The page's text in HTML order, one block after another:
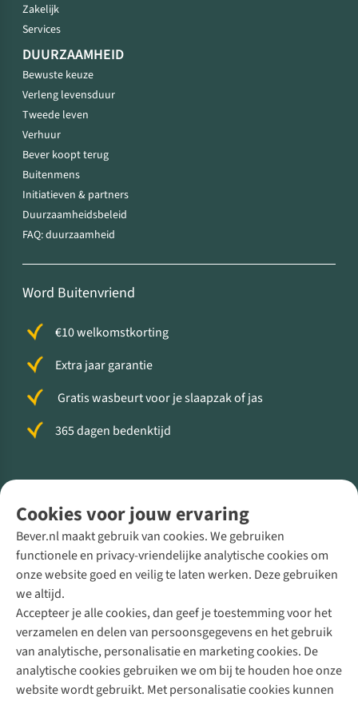
Cookies voor jouw ervaring
Bever.nl maakt gebruik van cookies. We gebruiken
functionele en privacy-vriendelijke analytische cookies om
onze website goed en veilig te laten werken. Deze gebruiken
we altijd.
Accepteer je alle cookies, dan geef je toestemming voor het
verzamelen en delen van persoonsgegevens en het gebruik
van analytische, personalisatie en marketing cookies. De
analytische cookies gebruiken we om bij te houden hoe onze
website wordt gebruikt. Met personalisatie cookies kunnen
Zakelijk
Services
DUURZAAMHEID
Bewuste keuze
Verleng levensduur
Tweede leven
Verhuur
Bever koopt terug
Buitenmens
Initiatieven & partners
Duurzaamheidsbeleid
FAQ: duurzaamheid
Word Buitenvriend
€10 welkomstkorting
Extra jaar garantie
Gratis wasbeurt voor je slaapzak of jas
365 dagen bedenktijd
Direct advies van een Buitenexpert
+31 (0)85 888 50 88
+31 6 12 28 49 80
Contactformulier